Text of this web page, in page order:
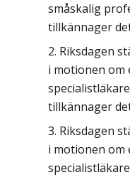
småskalig
tillkännager
Riksdagen
i motionen
tillkännager
Riksdagen
i motionen